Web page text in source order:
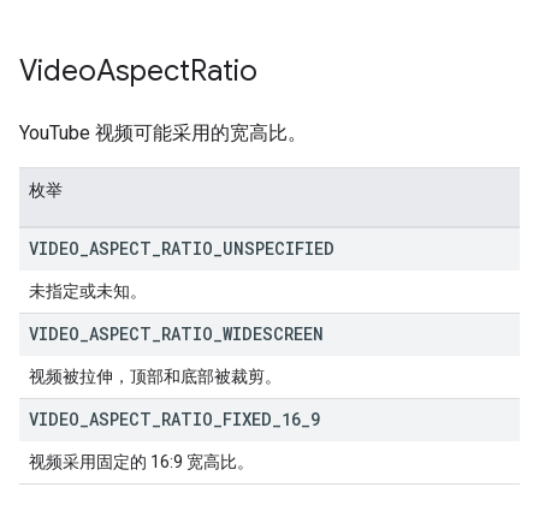
VideoAspectRatio
YouTube 视频可能采用的宽高比。
枚举
VIDEO ASPECT RATIO UNSPECIFIED
未指定或未知。
VIDEO ASPECT RATIO WIDESCREEN
视频被拉伸，顶部和底部被裁剪。
VIDEO ASPECT RATIO FIXED 16 9
视频采用固定的 16:9 宽高比。